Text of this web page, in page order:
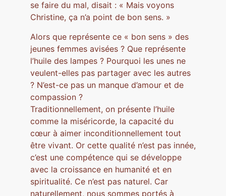
se faire du mal, disait : « Mais voyons
Christine, ça n’a point de bon sens. »
Alors que représente ce « bon sens » des
jeunes femmes avisées ? Que représente
l’huile des lampes ? Pourquoi les unes ne
veulent-elles pas partager avec les autres
? N’est-ce pas un manque d’amour et de
compassion ?
Traditionnellement, on présente l’huile
comme la miséricorde, la capacité du
cœur à aimer inconditionnellement tout
être vivant. Or cette qualité n’est pas innée,
c’est une compétence qui se développe
avec la croissance en humanité et en
spiritualité. Ce n’est pas naturel. Car
naturellement, nous sommes portés à